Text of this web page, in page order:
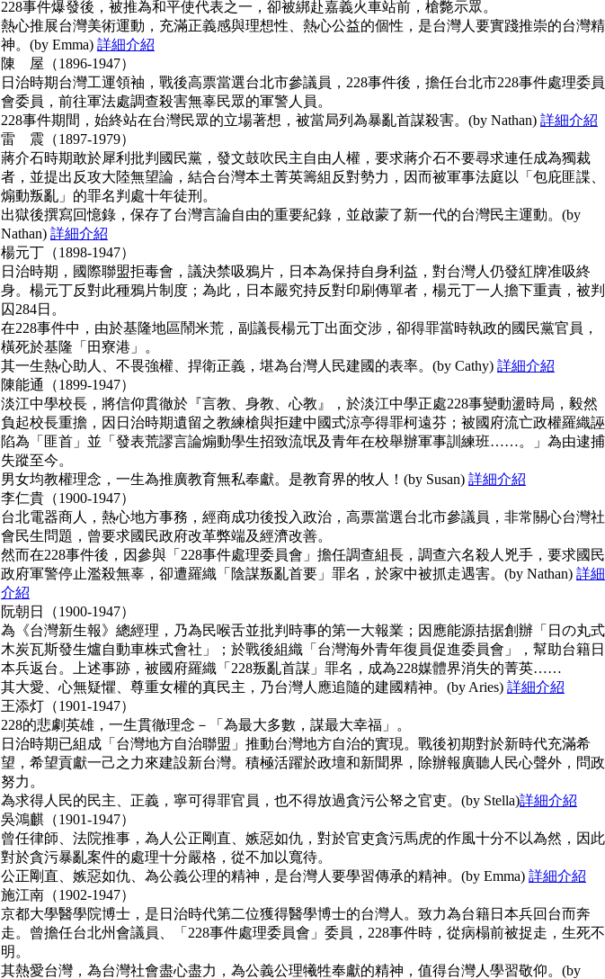
228事件爆發後，被推為和平使代表之一，卻被綁赴嘉義火車站前，槍斃示眾。
熱心推展台灣美術運動，充滿正義感與理想性、熱心公益的個性，是台灣人要實踐推崇的台灣精
神。(by Emma) 詳細介紹
陳 屋（1896-1947）
日治時期台灣工運領袖，戰後高票當選台北市參議員，228事件後，擔任台北市228事件處理委員
會委員，前往軍法處調查殺害無辜民眾的軍警人員。
228事件期間，始終站在台灣民眾的立場著想，被當局列為暴亂首謀殺害。(by Nathan) 詳細介紹
雷 震（1897-1979）
蔣介石時期敢於犀利批判國民黨，發文鼓吹民主自由人權，要求蔣介石不要尋求連任成為獨裁
者，並提出反攻大陸無望論，結合台灣本土菁英籌組反對勢力，因而被軍事法庭以「包庇匪諜、
煽動叛亂」的罪名判處十年徒刑。
出獄後撰寫回憶錄，保存了台灣言論自由的重要紀錄，並啟蒙了新一代的台灣民主運動。(by
Nathan) 詳細介紹
楊元丁（1898-1947）
日治時期，國際聯盟拒毒會，議決禁吸鴉片，日本為保持自身利益，對台灣人仍發紅牌准吸終
身。楊元丁反對此種鴉片制度；為此，日本嚴究持反對印刷傳單者，楊元丁一人擔下重責，被判
囚284日。
在228事件中，由於基隆地區鬧米荒，副議長楊元丁出面交涉，卻得罪當時執政的國民黨官員，
橫死於基隆「田寮港」。
其一生熱心助人、不畏強權、捍衛正義，堪為台灣人民建國的表率。(by Cathy) 詳細介紹
陳能通（1899-1947）
淡江中學校長，將信仰貫徹於『言教、身教、心教』，於淡江中學正處228事變動盪時局，毅然
負起校長重擔，因日治時期遺留之教練槍與拒建中國式涼亭得罪柯遠芬；被國府流亡政權羅織誣
陷為「匪首」並「發表荒謬言論煽動學生招致流氓及青年在校舉辦軍事訓練班……。」為由逮捕
失蹤至今。
男女均教權理念，一生為推廣教育無私奉獻。是教育界的牧人！(by Susan) 詳細介紹
李仁貴（1900-1947）
台北電器商人，熱心地方事務，經商成功後投入政治，高票當選台北市參議員，非常關心台灣社
會民生問題，曾要求國民政府改革弊端及經濟改善。
然而在228事件後，因參與「228事件處理委員會」擔任調查組長，調查六名殺人兇手，要求國民
政府軍警停止濫殺無辜，卻遭羅織「陰謀叛亂首要」罪名，於家中被抓走遇害。(by Nathan) 詳細
介紹
阮朝日（1900-1947）
為《台灣新生報》總經理，乃為民喉舌並批判時事的第一大報業；因應能源拮据創辦「日の丸式
木炭瓦斯發生爐自動車株式會社」；於戰後組織「台灣海外青年復員促進委員會」，幫助台籍日
本兵返台。上述事跡，被國府羅織「228叛亂首謀」罪名，成為228媒體界消失的菁英……
其大愛、心無疑懼、尊重女權的真民主，乃台灣人應追隨的建國精神。(by Aries) 詳細介紹
王添灯（1901-1947）
228的悲劇英雄，一生貫徹理念－「為最大多數，謀最大幸福」。
日治時期已組成「台灣地方自治聯盟」推動台灣地方自治的實現。戰後初期對於新時代充滿希
望，希望貢獻一己之力來建設新台灣。積極活躍於政壇和新聞界，除辦報廣聽人民心聲外，問政
努力。
為求得人民的民主、正義，寧可得罪官員，也不得放過貪污公帑之官吏。(by Stella)詳細介紹
吳鴻麒（1901-1947）
曾任律師、法院推事，為人公正剛直、嫉惡如仇，對於官吏貪污馬虎的作風十分不以為然，因此
對於貪污暴亂案件的處理十分嚴格，從不加以寬待。
公正剛直、嫉惡如仇、為公義公理的精神，是台灣人要學習傳承的精神。(by Emma) 詳細介紹
施江南（1902-1947）
京都大學醫學院博士，是日治時代第二位獲得醫學博士的台灣人。致力為台籍日本兵回台而奔
走。曾擔任台北州會議員、「228事件處理委員會」委員，228事件時，從病榻前被捉走，生死不
明。
其熱愛台灣，為台灣社會盡心盡力，為公義公理犧牲奉獻的精神，值得台灣人學習敬仰。(by